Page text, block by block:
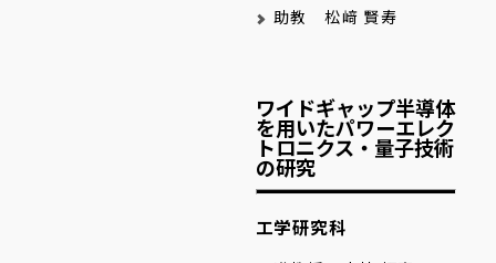
助教 松﨑 賢寿
ワイドギャップ半導体
を用いたパワーエレク
トロニクス・量子技術
の研究
工学研究科